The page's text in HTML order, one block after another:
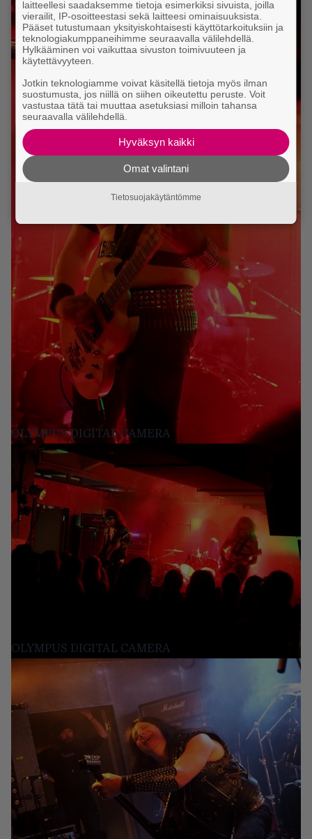
OLYMPUS DIGITAL CAMERA
OLYMPUS DIGITAL CAMERA
OLYMPUS DIGITAL CAMERA
laitteellesi saadaksemme tietoja esimerkiksi sivuista, joilla
vierailit, IP-osoitteestasi sekä laitteesi ominaisuuksista.
Pääset tutustumaan yksityiskohtaisesti käyttötarkoituksiin ja
teknologiakumppaneihimme seuraavalla välilehdellä.
Hylkääminen voi vaikuttaa sivuston toimivuuteen ja
käytettävyyteen.
Jotkin teknologiamme voivat käsitellä tietoja myös ilman
suostumusta, jos niillä on siihen oikeutettu peruste. Voit
vastustaa tätä tai muuttaa asetuksiasi milloin tahansa
seuraavalla välilehdellä.
Hyväksyn kaikki
Omat valintani
Tietosuojakäytäntömme